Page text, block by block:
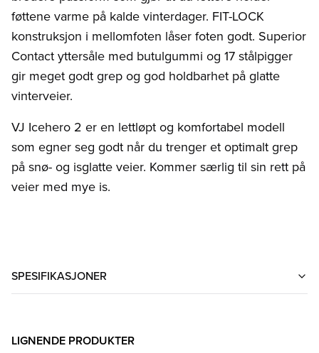
føttene varme på kalde vinterdager. FIT-LOCK
konstruksjon i mellomfoten låser foten godt. Superior
Contact yttersåle med butulgummi og 17 stålpigger
gir meget godt grep og god holdbarhet på glatte
vinterveier.
VJ Icehero 2 er en lettløpt og komfortabel modell
som egner seg godt når du trenger et optimalt grep
på snø- og isglatte veier. Kommer særlig til sin rett på
veier med mye is.
SPESIFIKASJONER
LIGNENDE PRODUKTER